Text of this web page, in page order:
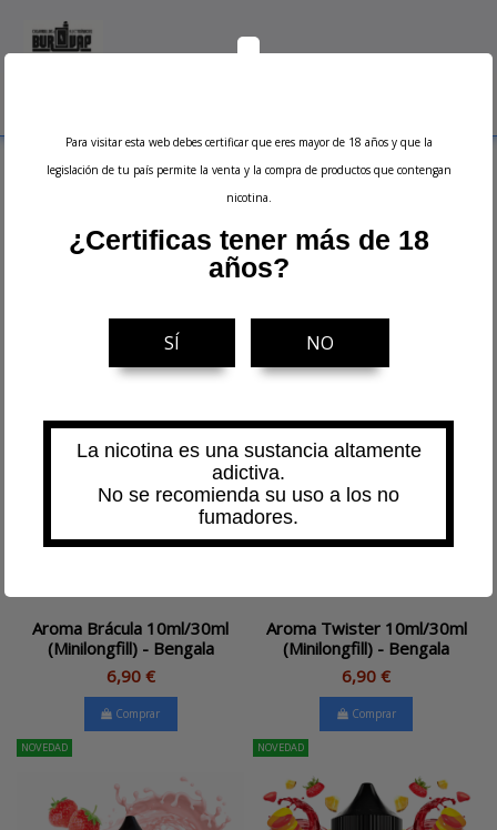
Inicio Alquimia Aromas Longfill 10/30 ml Frutales
Aroma Brácula 10ml/30ml
(Minilongfill) - Bengala
6,90 €
Comprar
Aroma Twister 10ml/30ml
(Minilongfill) - Bengala
6,90 €
Comprar
NOVEDAD NOVEDAD
Para visitar esta web debes certificar que eres mayor de 18 años y que la
legislación de tu país permite la venta y la compra de productos que contengan
nicotina.
¿Certificas tener más de 18
años?
SÍ NO
La nicotina es una sustancia altamente
adictiva.
No se recomienda su uso a los no
fumadores.